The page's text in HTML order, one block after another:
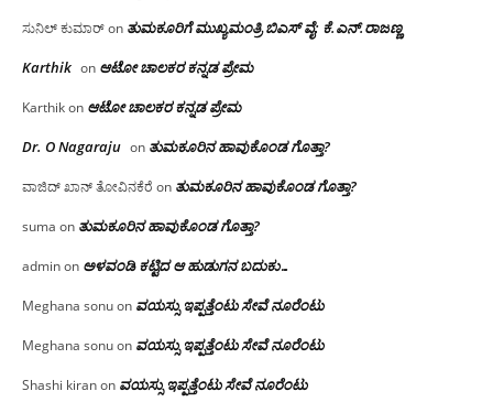
ಸುನಿಲ್ ಕುಮಾರ್on ತುಮಕೂರಿಗೆ ಮುಖ್ಯಮಂತ್ರಿ ಬಿಎಸ್ ವೈ: ಕೆ.ಎನ್.ರಾಜಣ್ಣ
Karthik on ಆಟೋ ಚಾಲಕರ ಕನ್ನಡ ಪ್ರೇಮ
Karthikon ಆಟೋ ಚಾಲಕರ ಕನ್ನಡ ಪ್ರೇಮ
Dr. O Nagaraju on ತುಮಕೂರಿನ ಹಾವುಕೊಂಡ ಗೊತ್ತಾ?
ವಾಜಿದ್ ಖಾನ್ ತೋವಿನಕೆರೆ on ತುಮಕೂರಿನ ಹಾವುಕೊಂಡ ಗೊತ್ತಾ?
suma on ತುಮಕೂರಿನ ಹಾವುಕೊಂಡ ಗೊತ್ತಾ?
adminon ಅಳವಂಡಿ ಕಟ್ಟಿದ ಆ ಹುಡುಗನ ಬದುಕು…
Meghana sonuon ವಯಸ್ಸು ಇಪ್ಪತ್ತೆಂಟು ಸೇವೆ ನೂರೆಂಟು
Meghana sonuon ವಯಸ್ಸು ಇಪ್ಪತ್ತೆಂಟು ಸೇವೆ ನೂರೆಂಟು
Shashi kiranon ವಯಸ್ಸು ಇಪ್ಪತ್ತೆಂಟು ಸೇವೆ ನೂರೆಂಟು